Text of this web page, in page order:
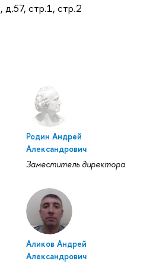
д.57, стр.1, стр.2
Родин Андрей
Александрович
Заместитель директора
Аликов Андрей
Александрович